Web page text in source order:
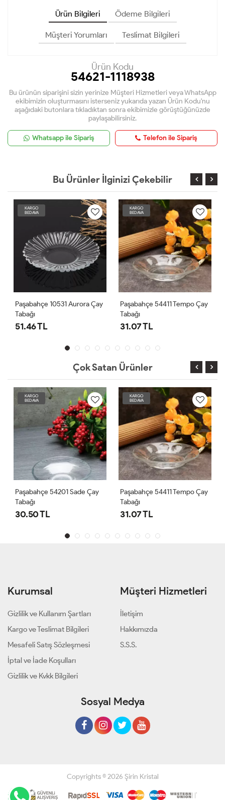
Ürün Bilgileri Ödeme Bilgileri
Müşteri Yorumları Teslimat Bilgileri
Ürün Kodu
54621-1118938
Bu ürünün siparişini sizin yerinize Müşteri Hizmetleri veya WhatsApp
ekibimizin oluşturmasını isterseniz yukarıda yazan Ürün Kodu'nu
aşağıdaki butonlara tıkladıktan sonra ekibimizle görüştüğünüzde
paylaşabilirsiniz.
Whatsapp ile Sipariş Telefon ile Sipariş
Bu Ürünler İlginizi Çekebilir
KARGO
BEDAVA
Paşabahçe 10531 Aurora Çay
Tabağı
51.46 TL
KARGO
BEDAVA
Paşabahçe 54411 Tempo Çay
Tabağı
31.07 TL
Çok Satan Ürünler
KARGO
BEDAVA
Paşabahçe 54201 Sade Çay
Tabağı
30.50 TL
KARGO
BEDAVA
Paşabahçe 54411 Tempo Çay
Tabağı
31.07 TL
Kurumsal
Gizlilik ve Kullanım Şartları
Kargo ve Teslimat Bilgileri
Mesafeli Satış Sözleşmesi
İptal ve İade Koşulları
Gizlilik ve Kvkk Bilgileri
Müşteri Hizmetleri
İletişim
Hakkımızda
S.S.S.
Sosyal Medya
Copyrights © 2026 Şirin Kristal